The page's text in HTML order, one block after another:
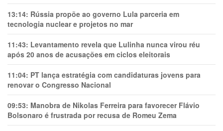
13:14: Rússia propõe ao governo Lula parceria em
tecnologia nuclear e projetos no mar
11:43: Levantamento revela que Lulinha nunca virou réu
após 20 anos de acusações em ciclos eleitorais
11:04: PT lança estratégia com candidaturas jovens para
renovar o Congresso Nacional
09:53: Manobra de Nikolas Ferreira para favorecer Flávio
Bolsonaro é frustrada por recusa de Romeu Zema